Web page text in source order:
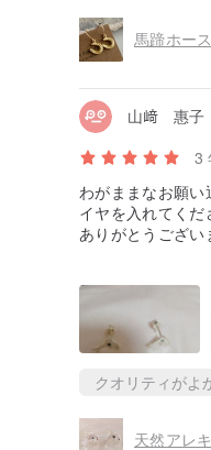
馬蹄ホー
山﨑 惠子
3
わがままなお願
イヤを入れてく
ありがとうござ
クオリティがよ
天然アレ